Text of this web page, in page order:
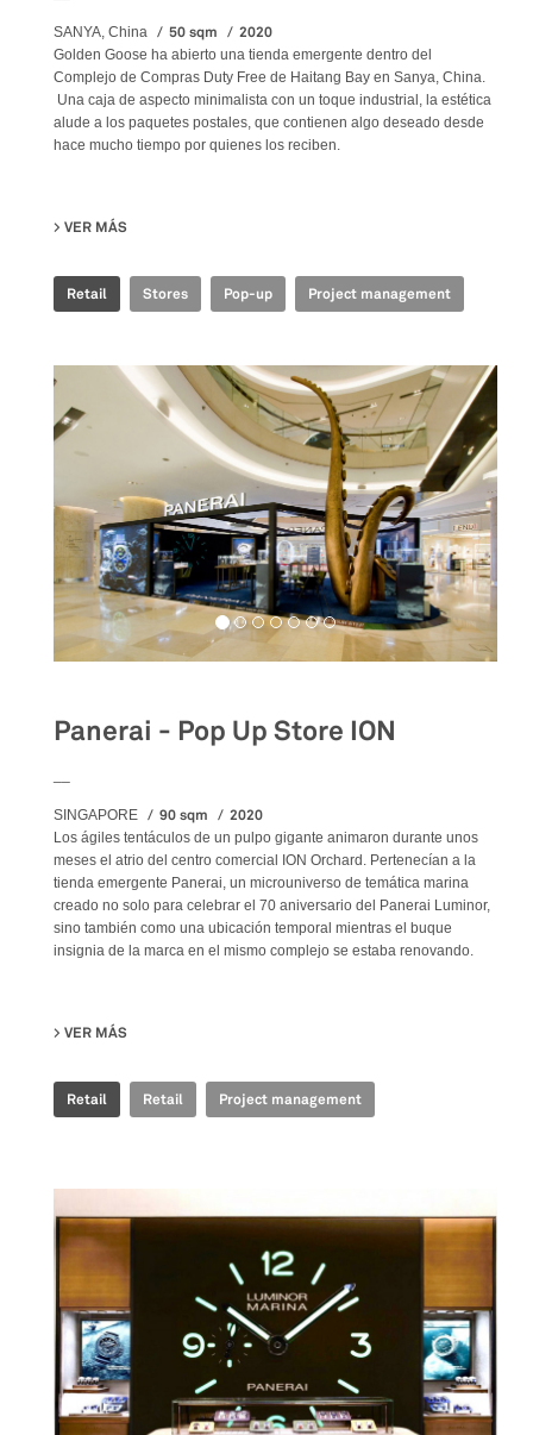
SANYA, China 50 sqm 2020
Golden Goose ha abierto una tienda emergente dentro del
Complejo de Compras Duty Free de Haitang Bay en Sanya, China.
Una caja de aspecto minimalista con un toque industrial, la estética
alude a los paquetes postales, que contienen algo deseado desde
hace mucho tiempo por quienes los reciben.
VER MÁS
Retail Stores Pop-up Project management
Panerai - Pop Up Store ION
SINGAPORE 90 sqm 2020
Los ágiles tentáculos de un pulpo gigante animaron durante unos
meses el atrio del centro comercial ION Orchard. Pertenecían a la
tienda emergente Panerai, un microuniverso de temática marina
creado no solo para celebrar el 70 aniversario del Panerai Luminor,
sino también como una ubicación temporal mientras el buque
insignia de la marca en el mismo complejo se estaba renovando.
VER MÁS
Retail Retail Project management